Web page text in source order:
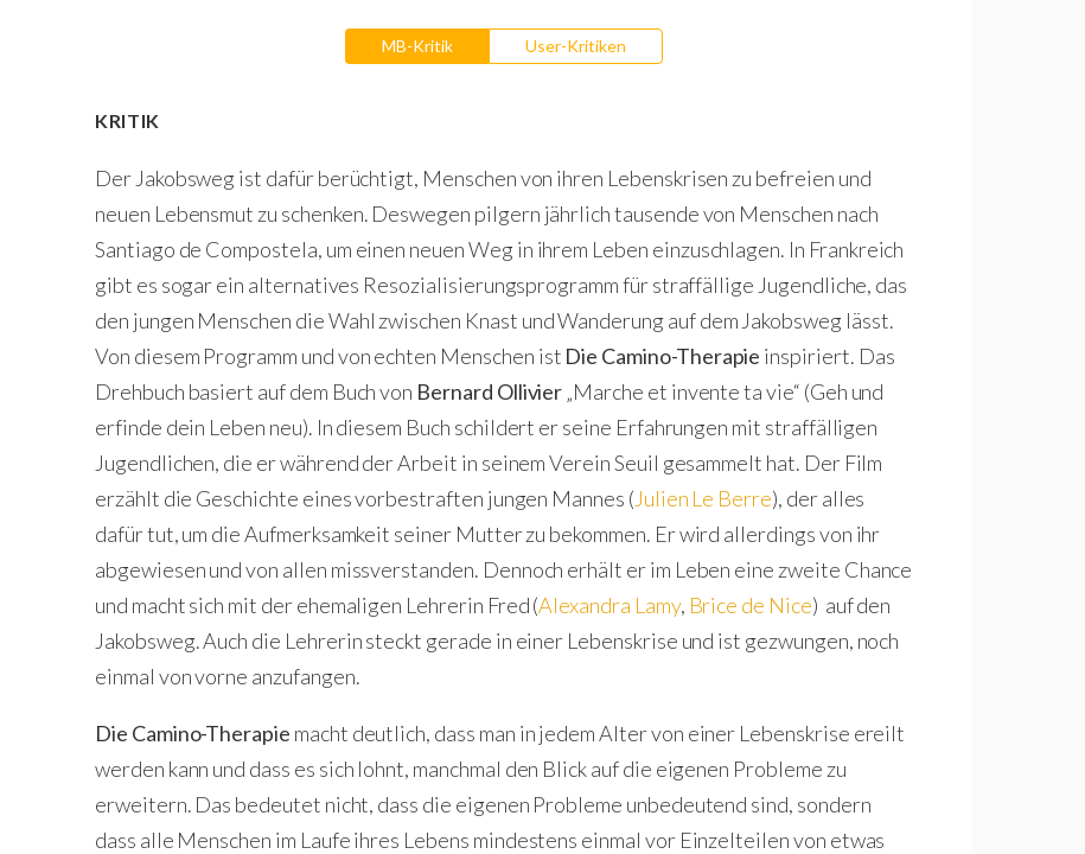
MB-Kritik User-Kritiken
KRITIK
Der Jakobsweg ist dafür berüchtigt, Menschen von ihren Lebenskrisen zu befreien und
neuen Lebensmut zu schenken. Deswegen pilgern jährlich tausende von Menschen nach
Santiago de Compostela, um einen neuen Weg in ihrem Leben einzuschlagen. In Frankreich
gibt es sogar ein alternatives Resozialisierungsprogramm für straffällige Jugendliche, das
den jungen Menschen die Wahl zwischen Knast und Wanderung auf dem Jakobsweg lässt.
Von diesem Programm und von echten Menschen ist Die Camino-Therapie inspiriert. Das
Drehbuch basiert auf dem Buch von Bernard Ollivier „Marche et invente ta vie“ (Geh und
erfinde dein Leben neu). In diesem Buch schildert er seine Erfahrungen mit straffälligen
Jugendlichen, die er während der Arbeit in seinem Verein Seuil gesammelt hat. Der Film
erzählt die Geschichte eines vorbestraften jungen Mannes (Julien Le Berre), der alles
dafür tut, um die Aufmerksamkeit seiner Mutter zu bekommen. Er wird allerdings von ihr
abgewiesen und von allen missverstanden. Dennoch erhält er im Leben eine zweite Chance
und macht sich mit der ehemaligen Lehrerin Fred (Alexandra Lamy, Brice de Nice) auf den
Jakobsweg. Auch die Lehrerin steckt gerade in einer Lebenskrise und ist gezwungen, noch
einmal von vorne anzufangen.
Die Camino-Therapie macht deutlich, dass man in jedem Alter von einer Lebenskrise ereilt
werden kann und dass es sich lohnt, manchmal den Blick auf die eigenen Probleme zu
erweitern. Das bedeutet nicht, dass die eigenen Probleme unbedeutend sind, sondern
dass alle Menschen im Laufe ihres Lebens mindestens einmal vor Einzelteilen von etwas